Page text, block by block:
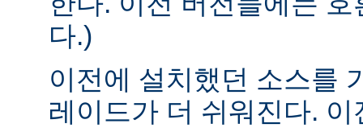
다.)
이전에 설치했던 소스를
레이드가 더 쉬워진다.